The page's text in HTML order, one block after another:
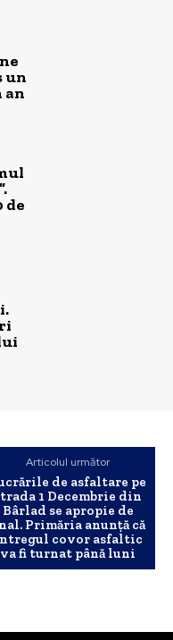
un
an
de
Articolul următor
de asfaltare pe
1 Decembrie din
Bârlad se apropie de
Primăria anunță că
covor asfaltic
va fi turnat până luni